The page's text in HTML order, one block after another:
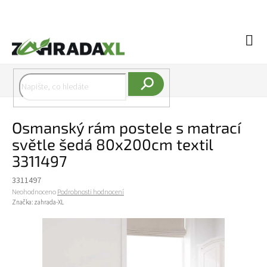
Osmanský rám postele s matrací
světle šedá 80x200cm textil
3311497
3311497
Průměrné hodnocení produktu je 0,0 z 5 hvězdiček.
NeohodnocenoPodrobnosti hodnocení
Značka: zahrada-XL